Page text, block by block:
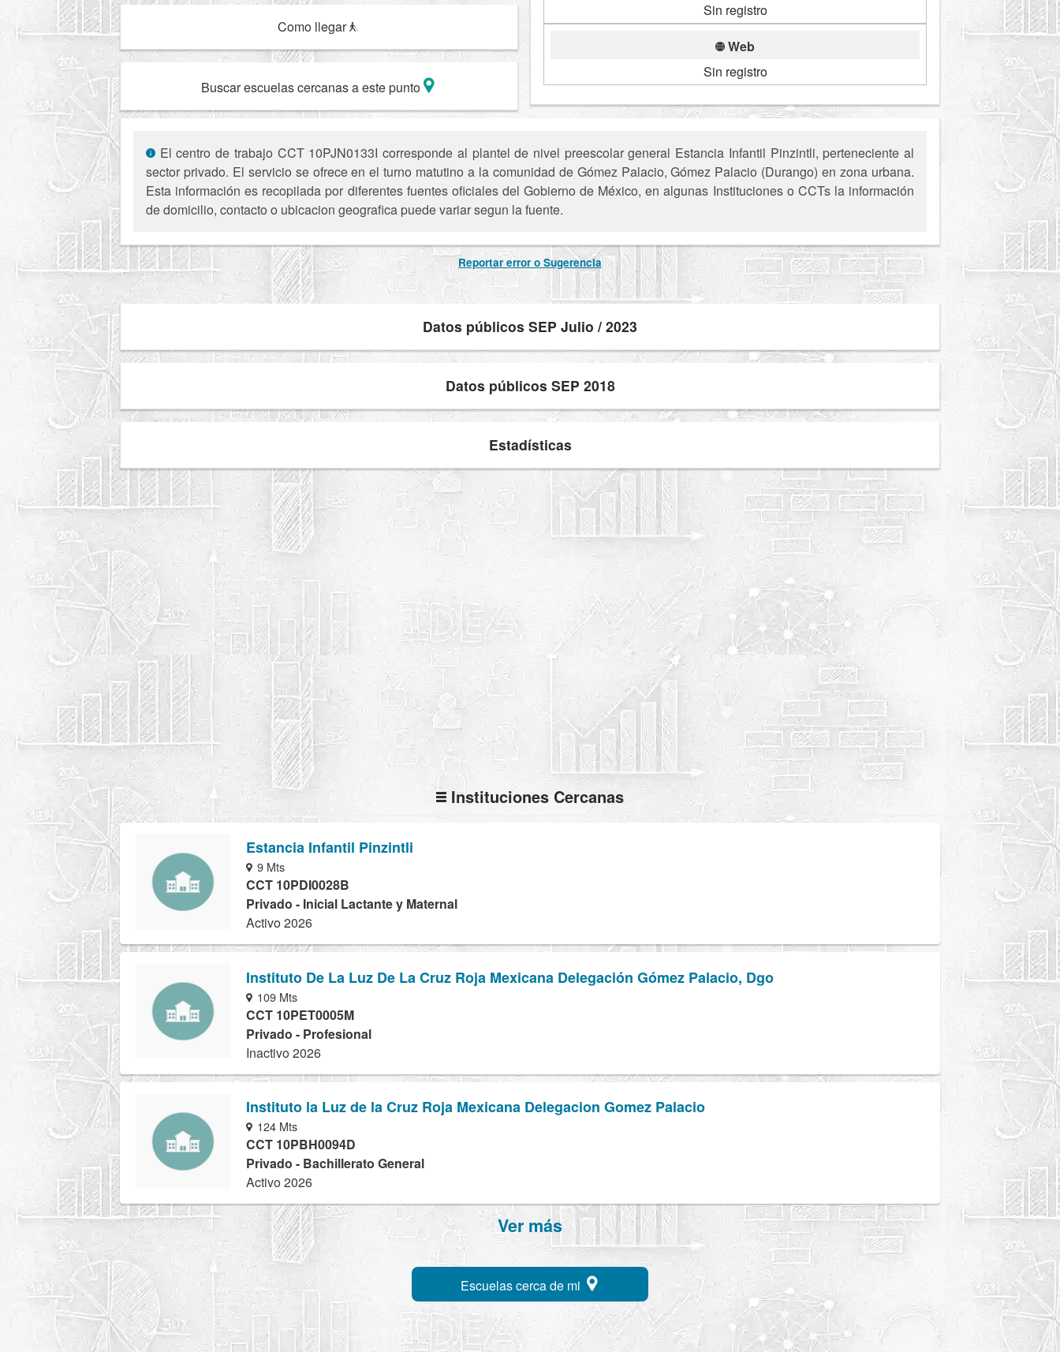
Como llegar
Buscar escuelas cercanas a este punto
Sin registro
Web
Sin registro
El centro de trabajo CCT 10PJN0133I corresponde al plantel de nivel preescolar general Estancia Infantil Pinzintli, perteneciente al
sector privado. El servicio se ofrece en el turno matutino a la comunidad de Gómez Palacio, Gómez Palacio (Durango) en zona urbana.
Esta información es recopilada por diferentes fuentes oficiales del Gobierno de México, en algunas Instituciones o CCTs la información
de domicilio, contacto o ubicacion geografica puede variar segun la fuente.
Reportar error o Sugerencia
Datos públicos SEP Julio / 2023
Datos públicos SEP 2018
Estadísticas
Instituciones Cercanas
Estancia Infantil Pinzintli
9 Mts
CCT 10PDI0028B
Privado - Inicial Lactante y Maternal
Activo 2026
Instituto De La Luz De La Cruz Roja Mexicana Delegación Gómez Palacio, Dgo
109 Mts
CCT 10PET0005M
Privado - Profesional
Inactivo 2026
Instituto la Luz de la Cruz Roja Mexicana Delegacion Gomez Palacio
124 Mts
CCT 10PBH0094D
Privado - Bachillerato General
Activo 2026
Ver más
Escuelas cerca de mi